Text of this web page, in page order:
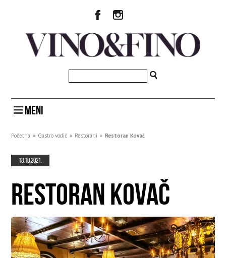
MENI
Početna » Gastro vodič » Restorani » Restoran Kovač
13.10.2021.
RESTORAN KOVAČ